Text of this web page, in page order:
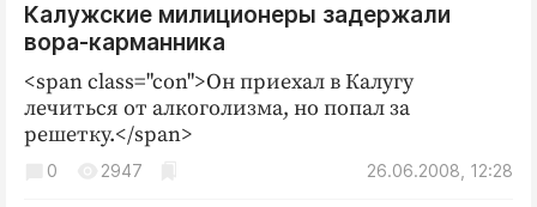
Бренд года
Работодатель года
Калужские милиционеры задержали
вора-карманника
<span class="con">Он приехал в Калугу
лечиться от алкоголизма, но попал за
решетку.</span>
26.06.2008, 12:28
0 2947